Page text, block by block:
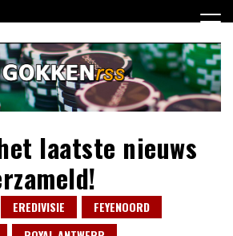
laatste nieuws
EREDIVISIE
FEYENOORD